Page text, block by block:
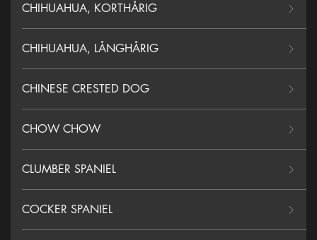
CHIHUAHUA, KORTHÅRIG
CHIHUAHUA, LÅNGHÅRIG
CHINESE CRESTED DOG
CHOW CHOW
CLUMBER SPANIEL
COCKER SPANIEL